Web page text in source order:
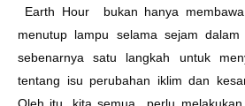
Earth Hour bukan hanya
menutup lampu selama sejam
sebenarnya satu langkah untuk
tentang isu perubahan iklim dan